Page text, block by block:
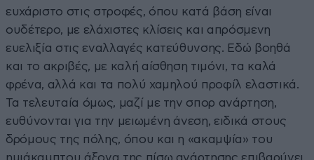
ευχάριστο στις στροφές, όπου κατά βάση είναι
ουδέτερο, με ελάχιστες κλίσεις και απρόσμενη
ευελιξία στις εναλλαγές κατεύθυνσης. Εδώ βοηθά
και το ακριβές, με καλή αίσθηση τιμόνι, τα καλά
φρένα, αλλά και τα πολύ χαμηλού προφίλ ελαστικά.
Τα τελευταία όμως, μαζί με την σπορ ανάρτηση,
ευθύνονται για την μειωμένη άνεση, ειδικά στους
δρόμους της πόλης, όπου και η «ακαμψία» του
ημιάκαμπτου άξονα της πίσω ανάρτησης επιβαρύνει